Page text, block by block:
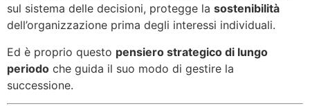
sul sistema delle decisioni, protegge la sostenibilità
dell’organizzazione prima degli interessi individuali.
Ed è proprio questo pensiero strategico di lungo
periodo che guida il suo modo di gestire la
successione.